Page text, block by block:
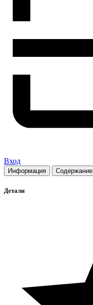
Вход
Информация Содержание
Детали